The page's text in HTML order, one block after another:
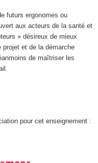
futurs ergonomes ou
aux acteurs de la santé et
» désireux de mieux
projet et de la démarche
de maîtriser les
pour cet enseignement :